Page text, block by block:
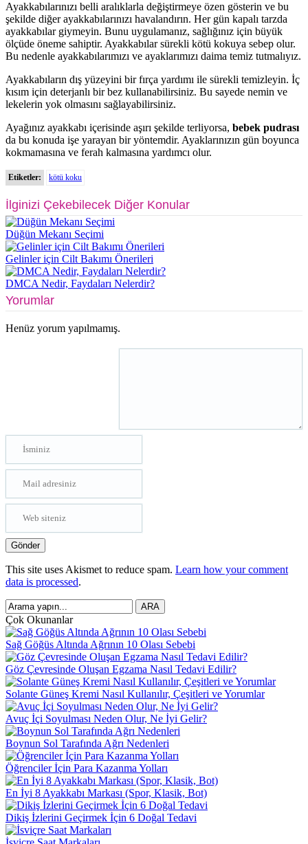
Ayakkabılarınızı belli aralıklarla değiştirmeye özen gösterin ve bu
şekilde diğer ayakkabılarınızı havalandırın. Her gün kapalı tarzda
ayakkabılar giymeyin. Bunu uygulamanız, sağlığınız için büyük
ölçüde öneme sahiptir. Ayakkabılar sürekli kötü kokuya sebep olur.
Bu nedenle ayakkabılarımızı ve ayaklarımızı daima temiz tutmalıyız.
Ayakkabıların dış yüzeyini bir fırça yardımı ile sürekli temizleyin. İç
kısım için deterjanlı bir bez kullanabilirsiniz. Bu sayede nemin ve
lekelerin yok olmasını sağlayabilirsiniz.
Ayağınız ayakkabı içerisinde aşırı şekilde terliyorsa, bebek pudrası
da bu konuda işe yarayan bir yöntemdir. Ayaklarınızın gün boyunca
kokmamasına ve ferah kalmasına yardımcı olur.
Etiketler: kötü koku
İlginizi Çekebilecek Diğer Konular
Düğün Mekanı Seçimi
Gelinler için Cilt Bakımı Önerileri
DMCA Nedir, Faydaları Nelerdir?
Yorumlar
Henüz yorum yapılmamış.
This site uses Akismet to reduce spam. Learn how your comment
data is processed.
Çok Okunanlar
Sağ Göğüs Altında Ağrının 10 Olası Sebebi
Göz Çevresinde Oluşan Egzama Nasıl Tedavi Edilir?
Solante Güneş Kremi Nasıl Kullanılır, Çeşitleri ve Yorumlar
Avuç İçi Soyulması Neden Olur, Ne İyi Gelir?
Boynun Sol Tarafında Ağrı Nedenleri
Öğrenciler İçin Para Kazanma Yolları
En İyi 8 Ayakkabı Markası (Spor, Klasik, Bot)
Dikiş İzlerini Geçirmek İçin 6 Doğal Tedavi